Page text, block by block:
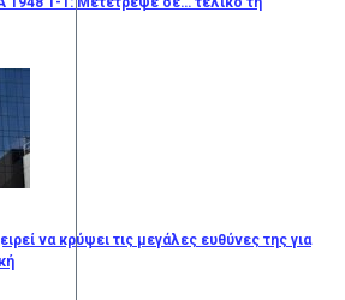
να κρύψει τις μεγάλες ευθύνες της για